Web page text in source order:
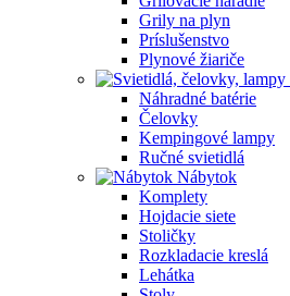
Grily na plyn
Príslušenstvo
Plynové žiariče
Náhradné batérie
Čelovky
Kempingové lampy
Ručné svietidlá
Nábytok
Komplety
Hojdacie siete
Stoličky
Rozkladacie kreslá
Lehátka